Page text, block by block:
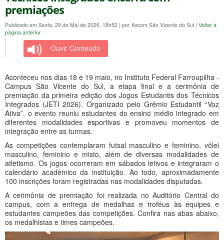
premiações
Publicado em Sexta, 29 de Mai de 2026, 18h52 | por Ascom São Vicente do Sul | Voltar à
página anterior
Ouvir Conteúdo
Aconteceu nos dias 18 e 19 maio, no Instituto Federal Farroupilha -
Campus São Vicente do Sul, a etapa final e a cerimônia de
premiação da primeira edição dos Jogos Estudantis dos Técnicos
Integrados (JETI 2026). Organizado pelo Grêmio Estudantil “Voz
Ativa”, o evento reuniu estudantes do ensino médio integrado em
diferentes modalidades esportivas e promoveu momentos de
integração entre as turmas.
As competições contemplaram futsal masculino e feminino, vôlei
masculino, feminino e misto, além de diversas modalidades de
atletismo. Os jogos ocorreram em sábados letivos e integraram o
calendário acadêmico da instituição. Ao todo, aproximadamente
100 inscrições foram registradas nas modalidades disputadas.
A cerimônia de premiação foi realizada no Auditório Central do
campus, com a entrega de medalhas e troféus às equipes e
estudantes campeões das competições. Confira nas abas abaixo,
os medalhistas e times campeões.